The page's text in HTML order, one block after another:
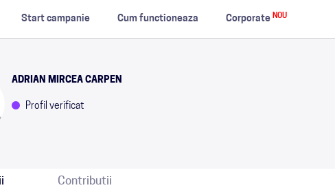
Start campanie Cum functioneaza Corporate NOU
ADRIAN MIRCEA CARPEN
Profil verificat
Contributii